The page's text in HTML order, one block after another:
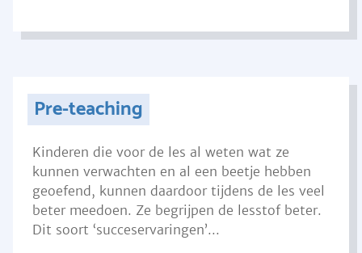
Pre-teaching
Kinderen die voor de les al weten wat ze
kunnen verwachten en al een beetje hebben
geoefend, kunnen daardoor tijdens de les veel
beter meedoen. Ze begrijpen de lesstof beter.
Dit soort ‘succeservaringen’...